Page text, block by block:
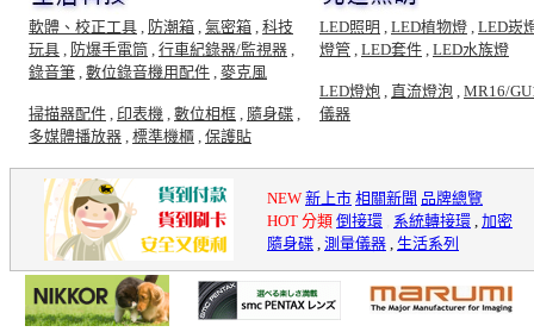
軟體、校正工具 , 防潮箱 , 氣密箱 , 科技
玩具 , 防爆手電筒 , 行車紀錄器/監視器 ,
錄音筆 , 數位錄音機用配件 , 麥克風
掃描器配件 , 印表機 , 數位相框 , 隨身碟 ,
多媒體播放器 , 標準機櫃 , 保護貼
LED照明 , LED植物燈 , LED崁
燈管 , LED套件 , LED水族燈
LED燈炮 , 直流燈泡 , MR16/
儀器
NEW 新上市 相關新聞 品牌總覽
HOT 分類 倒接環 系統轉接環 , 加密
隨身碟 , 測量儀器 , 生活系列